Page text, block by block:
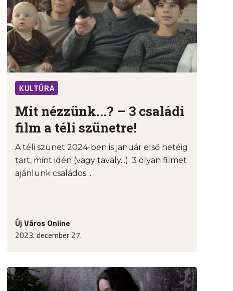
KULTÚRA
Mit nézzünk...? – 3 családi
film a téli szünetre!
A téli szünet 2024-ben is január első hetéig
tart, mint idén (vagy tavaly...). 3 olyan filmet
ajánlunk családos ...
Új Város Online
2023. december 27.